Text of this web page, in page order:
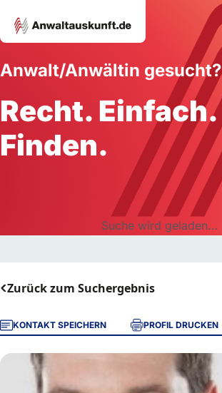
Anwalt/Anwältin gesucht?
Recht. Einfach.
Finden.
Suche wird geladen...
Zurück zum Suchergebnis
KONTAKT SPEICHERN PROFIL DRUCKEN